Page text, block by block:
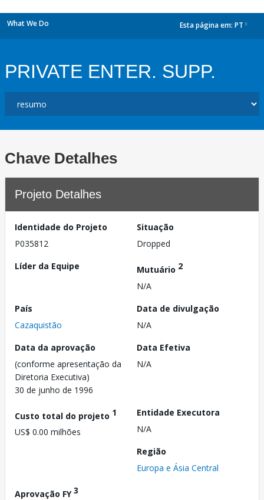
What We Do Esta página em: PT
PRIVATE ENTER. SUPP.
Chave Detalhes
Projeto Detalhes
Identidade do Projeto
P035812
Situação
Dropped
Líder da Equipe
Mutuário 2
N/A
País
Cazaquistão
Data de divulgação
N/A
Data da aprovação
(conforme apresentação da
Diretoria Executiva)
30 de junho de 1996
Data Efetiva
N/A
Custo total do projeto 1
US$ 0.00 milhões
Entidade Executora
N/A
Região
Europa e Ásia Central
Aprovação FY3